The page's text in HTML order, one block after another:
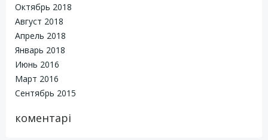
Октябрь 2018
Август 2018
Апрель 2018
Январь 2018
Июнь 2016
Март 2016
Сентябрь 2015
коментарі